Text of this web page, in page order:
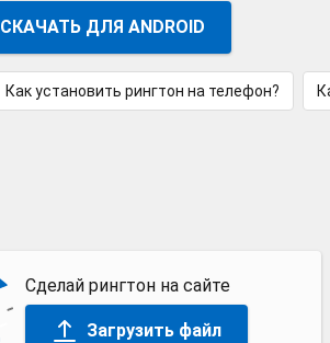
СКАЧАТЬ ДЛЯ ANDROID
Как установить рингтон на телефон?
Сделай рингтон на сайте
Загрузить файл